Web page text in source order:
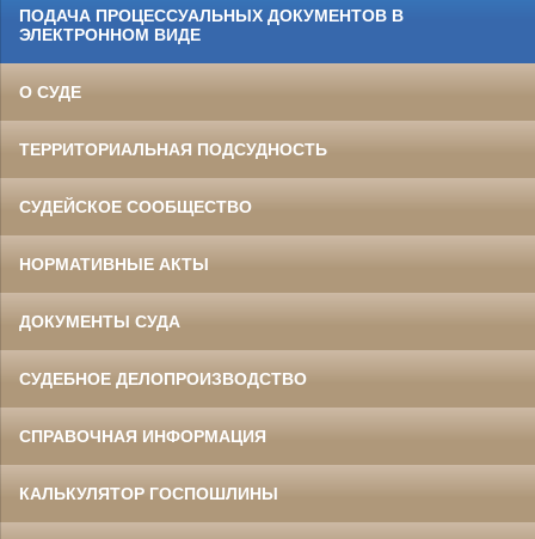
ПОДАЧА ПРОЦЕССУАЛЬНЫХ ДОКУМЕНТОВ В
ЭЛЕКТРОННОМ ВИДЕ
О СУДЕ
ТЕРРИТОРИАЛЬНАЯ ПОДСУДНОСТЬ
СУДЕЙСКОЕ СООБЩЕСТВО
НОРМАТИВНЫЕ АКТЫ
ДОКУМЕНТЫ СУДА
СУДЕБНОЕ ДЕЛОПРОИЗВОДСТВО
СПРАВОЧНАЯ ИНФОРМАЦИЯ
КАЛЬКУЛЯТОР ГОСПОШЛИНЫ